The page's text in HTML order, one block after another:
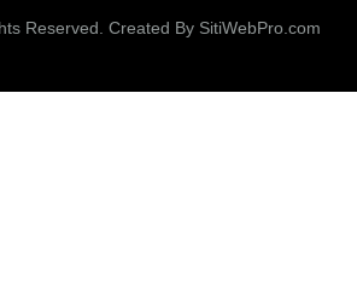
Reserved. Created By SitiWebPro.com